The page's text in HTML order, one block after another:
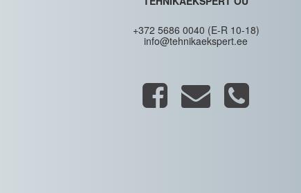
+372 5686 0040 (E-R 10-18)
info@tehnikaekspert.ee